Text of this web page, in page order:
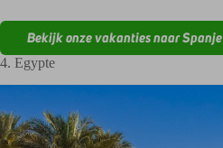
Bekijk onze vakanties naar Spanje
4. Egypte